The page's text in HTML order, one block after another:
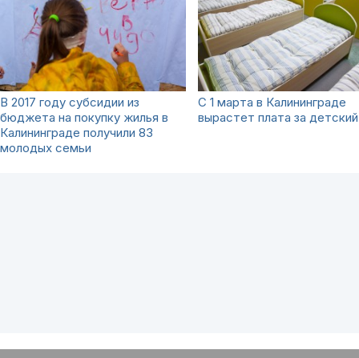
В 2017 году субсидии из
бюджета на покупку жилья в
Калининграде получили 83
молодых семьи
С 1 марта в Калининграде
вырастет плата за